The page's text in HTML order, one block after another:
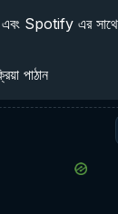
Spotify এর
পাঠান